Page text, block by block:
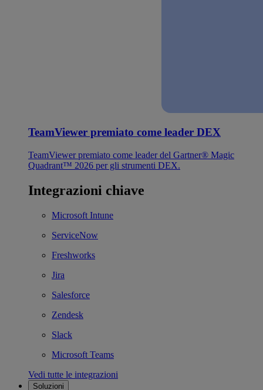
TeamViewer premiato come leader DEX
TeamViewer premiato come leader del Gartner® Magic
Quadrant™ 2026 per gli strumenti DEX.
Integrazioni chiave
Microsoft Intune
ServiceNow
Freshworks
Jira
Salesforce
Zendesk
Slack
Microsoft Teams
Vedi tutte le integrazioni
Soluzioni